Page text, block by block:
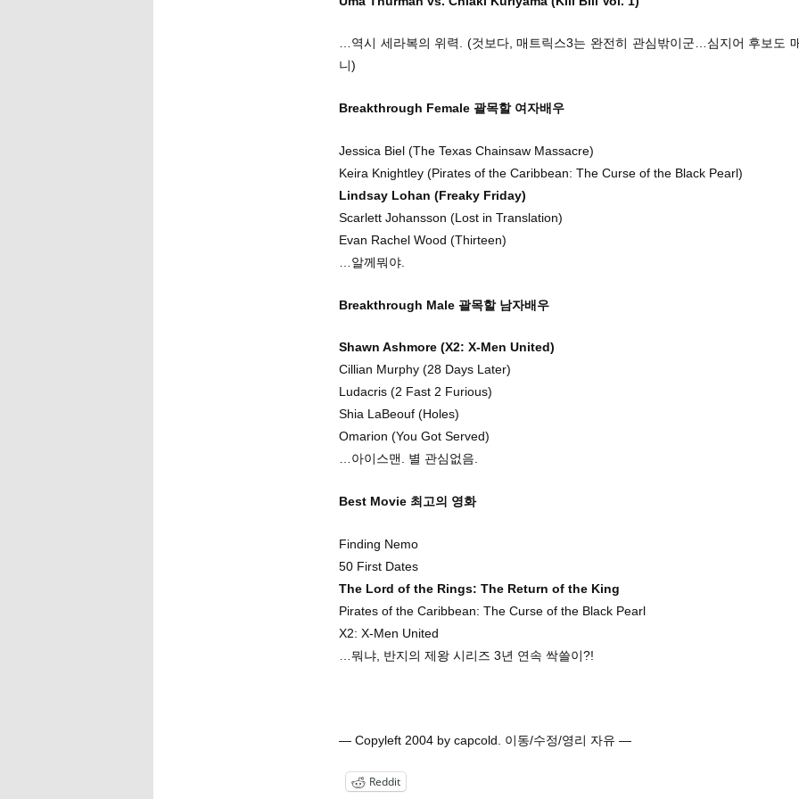
…역시 세라복의 위력. (것보다, 매트릭스3는 완전히 관심밖이군…심지어 후보도
니)
Breakthrough Female 괄목할 여자배우
Jessica Biel (The Texas Chainsaw Massacre)
Keira Knightley (Pirates of the Caribbean: The Curse of the Black Pearl)
Lindsay Lohan (Freaky Friday)
Scarlett Johansson (Lost in Translation)
Evan Rachel Wood (Thirteen)
…알께뭐야.
Breakthrough Male 괄목할 남자배우
Shawn Ashmore (X2: X-Men United)
Cillian Murphy (28 Days Later)
Ludacris (2 Fast 2 Furious)
Shia LaBeouf (Holes)
Omarion (You Got Served)
…아이스맨. 별 관심없음.
Best Movie 최고의 영화
Finding Nemo
50 First Dates
The Lord of the Rings: The Return of the King
Pirates of the Caribbean: The Curse of the Black Pearl
X2: X-Men United
…뭐냐, 반지의 제왕 시리즈 3년 연속 싹쓸이?!
— Copyleft 2004 by capcold. 이동/수정/영리 자유 —
Reddit